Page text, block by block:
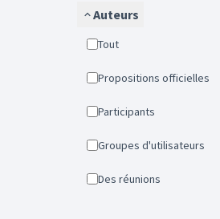
Auteurs
Tout
Propositions officielles
Participants
Groupes d'utilisateurs
Des réunions